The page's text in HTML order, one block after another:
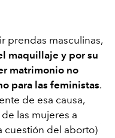
prendas masculinas,
maquillaje y por su
matrimonio no
para las feministas.
de esa causa,
las mujeres a
cuestión del aborto)